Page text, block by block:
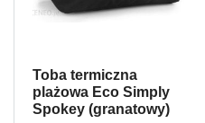
Toba termiczna
plażowa Eco Simply
Spokey (granatowy)